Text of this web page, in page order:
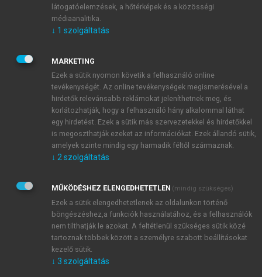
JELSZÓ
JELSZÓ ÚJRA
Kérek értesítést a MeRSZ újdonságairól, akcióiról.
Kérek értesítést az Akadémiai Kiadó Zrt. újdonságairól,
Adatkezelési tájékoztatóbanfoglaltakat tudomásul
veszem és elfogadom.
Általános vásárlási feltételeket, valamint a szotar.netés a
mersz.huoldalak licencszerződéseiben foglaltakat
tudomásul veszem és elfogadom.
KIPRÓBÁLOM
látogatóelemzések, a hőtérképek és a közösségi
médiaanalitika.
↓ 1 szolgáltatás
MARKETING
Ezek a sütik nyomon követik a felhasználó online
tevékenységét. Az online tevékenységek megismerésével a
hirdetők relevánsabb reklámokat jeleníthetnek meg, és
korlátozhatják, hogy a felhasználó hány alkalommal láthat
egy hirdetést. Ezek a sütik más szervezetekkel és hirdetőkkel
is megoszthatják ezeket az információkat. Ezek állandó sütik,
amelyek szinte mindig egy harmadik féltől származnak.
↓ 2 szolgáltatás
MŰKÖDÉSHEZ ELENGEDHETETLEN (mindig szükséges)
Ezek a sütik elengedhetetlenek az oldalunkon történő
böngészéshez,a funkciók használatához, és a felhasználók
nem tilthatják le azokat. A feltétlenül szükséges sütik közé
tartoznak többek között a személyre szabott beállításokat
kezelő sütik.
↓ 3 szolgáltatás